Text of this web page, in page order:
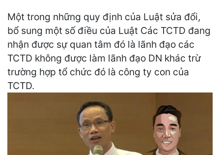
Một trong những quy định của Luật sửa đổi,
bổ sung một số điều của Luật Các TCTD đang
nhận được sự quan tâm đó là lãnh đạo các
TCTD không được làm lãnh đạo DN khác trừ
trường hợp tổ chức đó là công ty con của
TCTD.